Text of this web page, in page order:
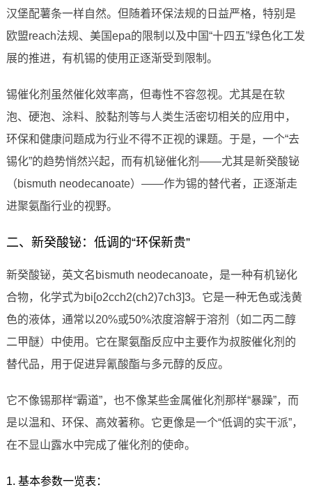
汉堡配薯条一样自然。但随着环保法规的日益严格，特别是
欧盟reach法规、美国epa的限制以及中国“十四五”绿色化工发
展的推进，有机锡的使用正逐渐受到限制。
锡催化剂虽然催化效率高，但毒性不容忽视。尤其是在软
泡、硬泡、涂料、胶黏剂等与人类生活密切相关的应用中，
环保和健康问题成为行业不得不正视的课题。于是，一个“去
锡化”的趋势悄然兴起，而有机铋催化剂——尤其是新癸酸铋
（bismuth neodecanoate）——作为锡的替代者，正逐渐走
进聚氨酯行业的视野。
二、新癸酸铋：低调的“环保新贵”
新癸酸铋，英文名bismuth neodecanoate，是一种有机铋化
合物，化学式为bi[o2cch2(ch2)7ch3]3。它是一种无色或浅黄
色的液体，通常以20%或50%浓度溶解于溶剂（如二丙二醇
二甲醚）中使用。它在聚氨酯反应中主要作为叔胺催化剂的
替代品，用于促进异氰酸酯与多元醇的反应。
它不像锡那样“霸道”，也不像某些金属催化剂那样“暴躁”，而
是以温和、环保、高效著称。它更像是一个“低调的实干派”，
在不显山露水中完成了催化剂的使命。
1. 基本参数一览表：